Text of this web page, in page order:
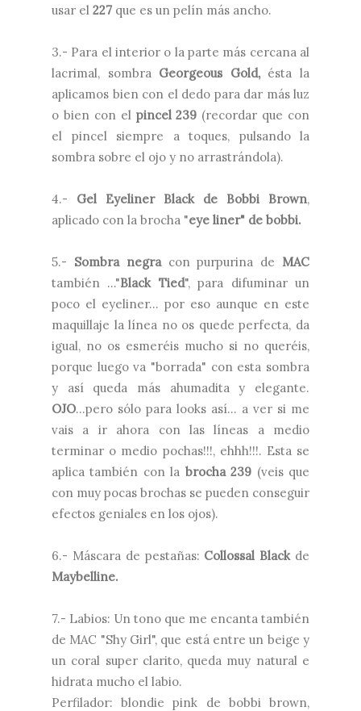
usar el 227 que es un pelín más ancho.
3.- Para el interior o la parte más cercana al
lacrimal, sombra Georgeous Gold,ésta la
aplicamos bien con el dedo para dar más luz
o bien con el pincel 239 (recordar que con
el pincel siempre a toques, pulsando la
sombra sobre el ojo y no arrastrándola).
4.- Gel Eyeliner Black de Bobbi Brown,
aplicado con la brocha "eye liner" de bobbi.
5.- Sombra negracon purpurina de MAC
también ..."Black Tied", para difuminar un
poco el eyeliner... por eso aunque en este
maquillaje la línea no os quede perfecta, da
igual, no os esmeréis mucho si no queréis,
porque luego va "borrada" con esta sombra
y así queda más ahumadita y elegante.
OJO...pero sólo para looks así... a ver si me
vais a ir ahora con las líneas a medio
terminar o medio pochas!!!, ehhh!!!. Esta se
aplica también con la brocha 239 (veis que
con muy pocas brochas se pueden conseguir
efectos geniales en los ojos).
6.- Máscara de pestañas: Collossal Black de
Maybelline.
7.- Labios: Un tono que me encanta también
de MAC "Shy Girl", que está entre un beige y
un coral super clarito, queda muy natural e
hidrata mucho el labio.
Perfilador: blondie pink de bobbi brown,